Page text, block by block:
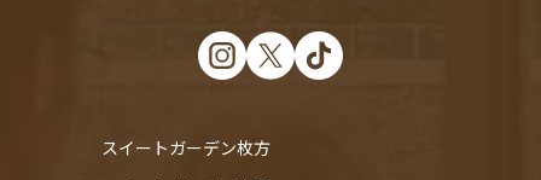
スイートガーデン枚方